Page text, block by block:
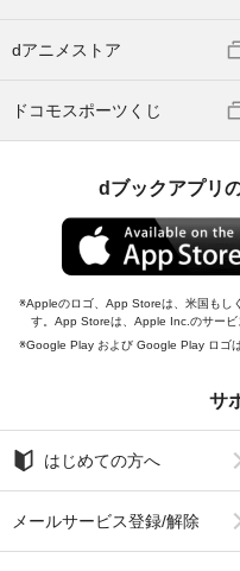
dアニメストア
ドコモスポーツくじ
dブックアプリ
Appleのロゴ、App Storeは、米国もし
す。App Storeは、Apple Inc.のサービ
Google Play および Google Play ロゴ
サ
はじめての方へ
メールサービス登録/解除